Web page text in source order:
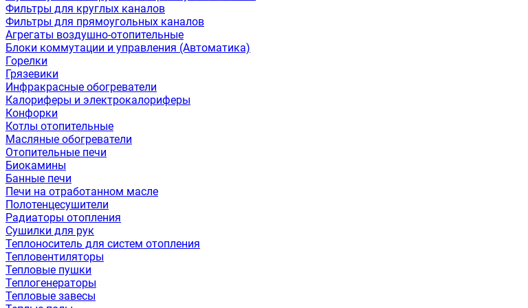
Фильтры для круглых каналов
Фильтры для прямоугольных каналов
Агрегаты воздушно-отопительные
Блоки коммутации и управления (Автоматика)
Горелки
Грязевики
Инфракрасные обогреватели
Калориферы и электрокалориферы
Конфорки
Котлы отопительные
Масляные обогреватели
Отопительные печи
Биокамины
Банные печи
Печи на отработанном масле
Полотенцесушители
Радиаторы отопления
Сушилки для рук
Теплоноситель для систем отопления
Тепловентиляторы
Тепловые пушки
Теплогенераторы
Тепловые завесы